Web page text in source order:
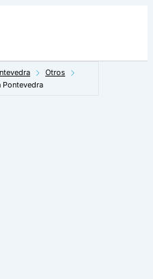
Otros
Pontevedra